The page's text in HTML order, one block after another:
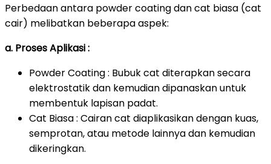
Perbedaan antara powder coating dan cat biasa (cat
cair) melibatkan beberapa aspek:
a. Proses Aplikasi :
Powder Coating : Bubuk cat diterapkan secara
elektrostatik dan kemudian dipanaskan untuk
membentuk lapisan padat.
Cat Biasa : Cairan cat diaplikasikan dengan kuas,
semprotan, atau metode lainnya dan kemudian
dikeringkan.